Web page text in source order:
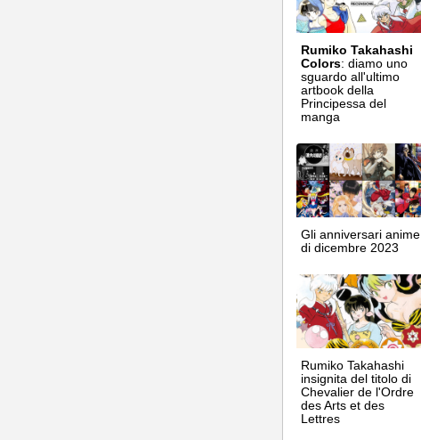
Rumiko Takahashi
Colors: diamo uno
sguardo all'ultimo
artbook della
Principessa del
manga
Gli anniversari anime
di dicembre 2023
Rumiko Takahashi
insignita del titolo di
Chevalier de l'Ordre
des Arts et des
Lettres